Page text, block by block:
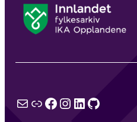
E-postLenke
Facebook
Instagram
LinkedIn
GitHub